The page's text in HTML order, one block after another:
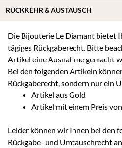
Die Bijouterie Le Diamant bietet
tägiges Rückgaberecht. Bitte
Artikel eine Ausnahme gemacht
Bei den folgenden Artikeln
Rückgaberecht, sondern nur ein
Artikel aus Gold
Artikel mit einem Preis von
Leider können wir Ihnen bei den
Rückgabe- und Umtauschrecht
RÜCKKEHR & AUSTAUSCH